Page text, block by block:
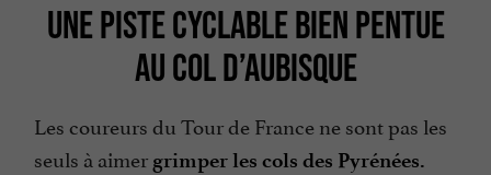
UNE PISTE CYCLABLE BIEN PENTUE
AU COL D’AUBISQUE
Les coureurs du Tour de France ne sont pas les
seuls à aimer grimper les cols des Pyrénées.